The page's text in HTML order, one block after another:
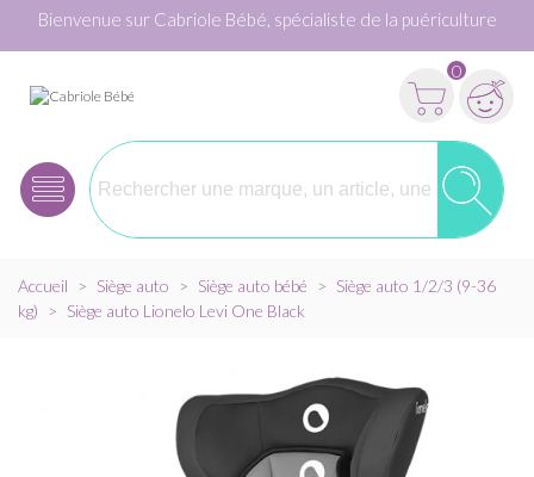
Bienvenue sur Cabriole Bébé, spécialiste de la puériculture
0
Accueil > Siège auto > Siège auto bébé > Siège auto 1/2/3 (9-36
kg)
> Siège auto Lionelo Levi One Black